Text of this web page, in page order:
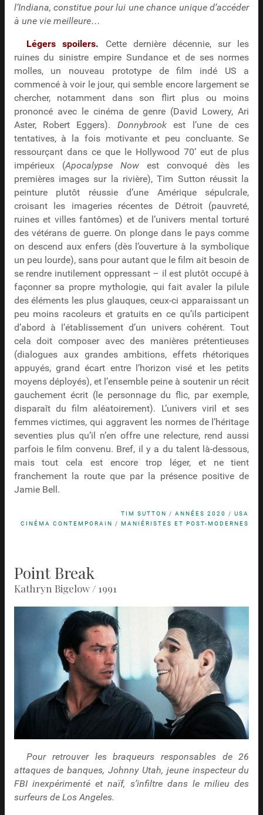
l’Indiana, constitue pour lui une chance unique d’accéder
à une vie meilleure…
Légers spoilers. Cette dernière décennie, sur les
ruines du sinistre empire Sundance et de ses normes
molles, un nouveau prototype de film indé US a
commencé à voir le jour, qui semble encore largement se
chercher, notamment dans son flirt plus ou moins
prononcé avec le cinéma de genre (David Lowery, Ari
Aster, Robert Eggers). Donnybrookest l’une de ces
tentatives, à la fois motivante et peu concluante. Se
ressourçant dans ce que le Hollywood 70’ eut de plus
impérieux (Apocalypse Nowest convoqué dès les
premières images sur la rivière), Tim Sutton réussit la
peinture plutôt réussie d’une Amérique sépulcrale,
croisant les imageries récentes de Détroit (pauvreté,
ruines et villes fantômes) et de l’univers mental torturé
des vétérans de guerre. On plonge dans le pays comme
on descend aux enfers (dès l’ouverture à la symbolique
un peu lourde), sans pour autant que le film ait besoin de
se rendre inutilement oppressant – il est plutôt occupé à
façonner sa propre mythologie, qui fait avaler la pilule
des éléments les plus glauques, ceux-ci apparaissant un
peu moins racoleurs et gratuits en ce qu’ils participent
d’abord à l’établissement d’un univers cohérent. Tout
cela doit composer avec des manières prétentieuses
(dialogues aux grandes ambitions, effets rhétoriques
appuyés, grand écart entre l’horizon visé et les petits
moyens déployés), et l’ensemble peine à soutenir un récit
gauchement écrit (le personnage du flic, par exemple,
disparaît du film aléatoirement). L’univers viril et ses
femmes victimes, qui aggravent les normes de l’héritage
seventies plus qu’il n’en offre une relecture, rend aussi
parfois le film convenu. Bref, il y a du talent là-dessous,
mais tout cela est encore trop léger, et ne tient
franchement la route que par la présence positive de
Jamie Bell.
TIM SUTTON /ANNÉES 2020 /USA
CINÉMA CONTEMPORAIN /MANIÉRISTES ET POST-MODERNES
Point Break
Kathryn Bigelow / 1991
Pour retrouver les braqueurs responsables de 26
attaques de banques, Johnny Utah, jeune inspecteur du
FBI inexpérimenté et naïf, s’infiltre dans le milieu des
surfeurs de Los Angeles.